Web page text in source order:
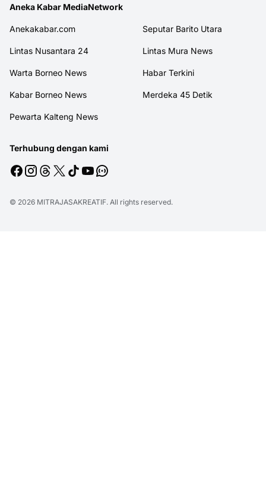
Aneka Kabar MediaNetwork
Anekakabar.com Seputar Barito Utara
Lintas Nusantara 24 Lintas Mura News
Warta Borneo News Habar Terkini
Kabar Borneo News Merdeka 45 Detik
Pewarta Kalteng News
Terhubung dengan kami
© 2026 MITRAJASAKREATIF. All rights reserved.